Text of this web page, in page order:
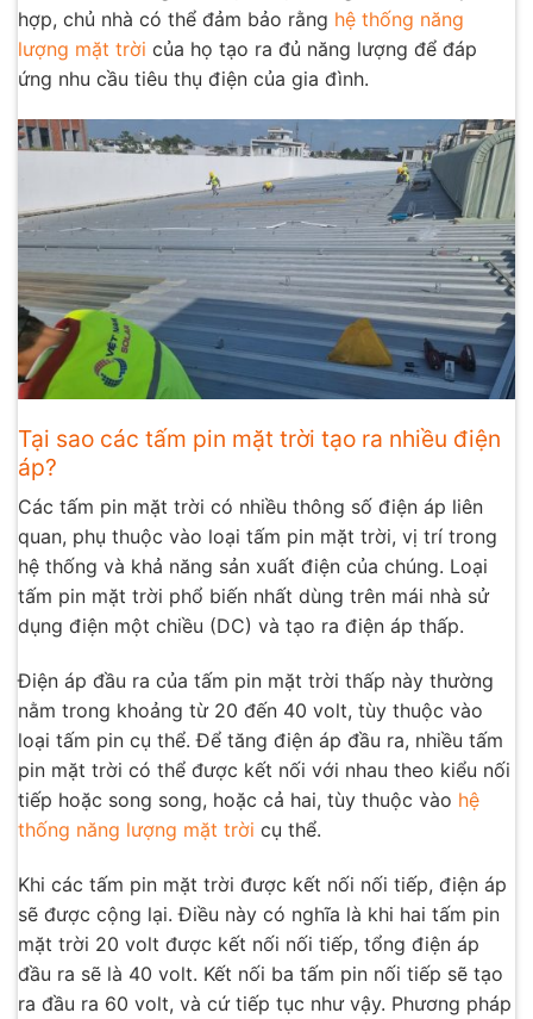
hợp, chủ nhà có thể đảm bảo rằng hệ thống năng
lượng mặt trời của họ tạo ra đủ năng lượng để đáp
ứng nhu cầu tiêu thụ điện của gia đình.
Tại sao các tấm pin mặt trời tạo ra nhiều điện
áp?
Các tấm pin mặt trời có nhiều thông số điện áp liên
quan, phụ thuộc vào loại tấm pin mặt trời, vị trí trong
hệ thống và khả năng sản xuất điện của chúng. Loại
tấm pin mặt trời phổ biến nhất dùng trên mái nhà sử
dụng điện một chiều (DC) và tạo ra điện áp thấp.
Điện áp đầu ra của tấm pin mặt trời thấp này thường
nằm trong khoảng từ 20 đến 40 volt, tùy thuộc vào
loại tấm pin cụ thể. Để tăng điện áp đầu ra, nhiều tấm
pin mặt trời có thể được kết nối với nhau theo kiểu nối
tiếp hoặc song song, hoặc cả hai, tùy thuộc vào hệ
thống năng lượng mặt trời cụ thể.
Khi các tấm pin mặt trời được kết nối nối tiếp, điện áp
sẽ được cộng lại. Điều này có nghĩa là khi hai tấm pin
mặt trời 20 volt được kết nối nối tiếp, tổng điện áp
đầu ra sẽ là 40 volt. Kết nối ba tấm pin nối tiếp sẽ tạo
ra đầu ra 60 volt, và cứ tiếp tục như vậy. Phương pháp